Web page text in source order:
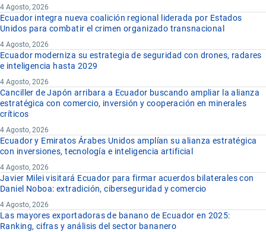
4 Agosto, 2026
Ecuador integra nueva coalición regional liderada por Estados
Unidos para combatir el crimen organizado transnacional
4 Agosto, 2026
Ecuador moderniza su estrategia de seguridad con drones, radares
e inteligencia hasta 2029
4 Agosto, 2026
Canciller de Japón arribara a Ecuador buscando ampliar la alianza
estratégica con comercio, inversión y cooperación en minerales
críticos
4 Agosto, 2026
Ecuador y Emiratos Árabes Unidos amplían su alianza estratégica
con inversiones, tecnología e inteligencia artificial
4 Agosto, 2026
Javier Milei visitará Ecuador para firmar acuerdos bilaterales con
Daniel Noboa: extradición, ciberseguridad y comercio
4 Agosto, 2026
Las mayores exportadoras de banano de Ecuador en 2025:
Ranking, cifras y análisis del sector bananero